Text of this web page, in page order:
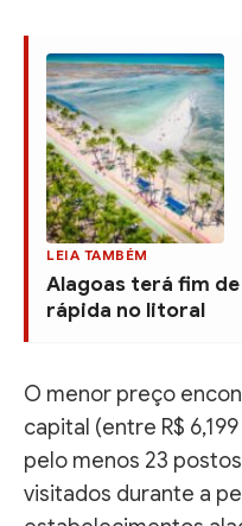
LEIA TAMBÉM
Alagoas terá fim
rápida no litoral
O menor preço
capital (entre R$
pelo menos 23
visitados durante a